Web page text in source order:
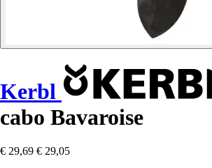
Kerbl
cabo Bavaroise
€ 29,69 € 29,05